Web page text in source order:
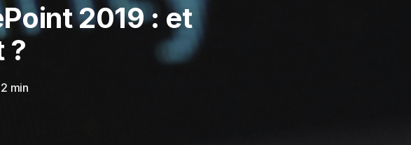
2019 : et
?
2 min